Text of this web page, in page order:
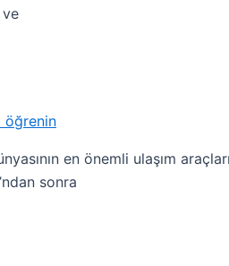
ve
öğrenin
en önemli ulaşım
sonra